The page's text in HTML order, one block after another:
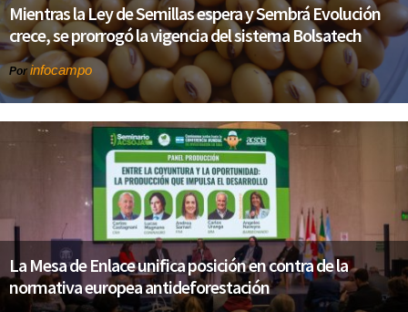
Mientras la Ley de Semillas espera y Sembrá Evolución
crece, se prorrogó la vigencia del sistema Bolsatech
Por infocampo
La Mesa de Enlace unifica posición en contra de la
normativa europea antideforestación